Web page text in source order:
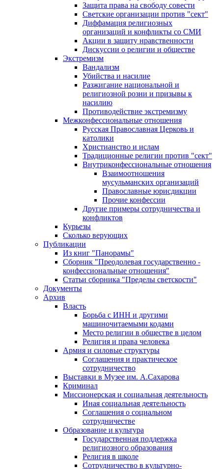
Защита права на свободу совести
Светские организации против "сект"
Диффамация религиозных
организаций и конфликты со СМИ
Акции в защиту нравственности
Дискуссии о религии и обществе
Экстремизм
Вандализм
Убийства и насилие
Разжигание национальной и
религиозной розни и призывы к
насилию
Противодействие экстремизму
Межконфессиональные отношения
Русская Православная Церковь и
католики
Христианство и ислам
Традиционные религии против "сект"
Внутриконфессиональные отношения
Взаимоотношения
мусульманских организаций
Православные юрисдикции
Прочие конфессии
Другие примеры сотрудничества и
конфликтов
Курьезы
Сколько верующих
Публикации
Из книг "Панорамы"
Сборник "Преодолевая государственно -
конфессиональные отношения"
Статьи сборника "Пределы светскости"
Документы
Архив
Власть
Борьба с ИНН и другими
машиночитаемыми кодами
Место религии в обществе в целом
Религия и права человека
Армия и силовые структуры
Соглашения и практическое
сотрудничество
Выставки в Музее им. А.Сахарова
Криминал
Миссионерская и социальная деятельность
Иная социальная деятельность
Соглашения о социальном
сотрудничестве
Образование и культура
Государственная поддержка
религиозного образования
Религия в школе
Сотрудничество в культурно-